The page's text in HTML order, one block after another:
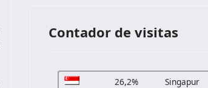
Contador de visitas
26,2%
Singapur